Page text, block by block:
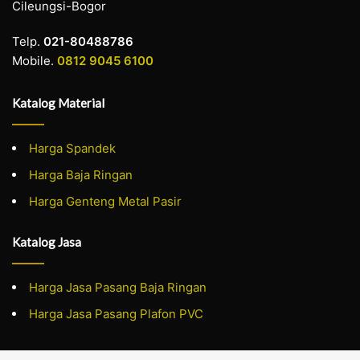
Cileungsi-Bogor
Telp. 021-80488786
Mobile. 0812 9045 6100
Katalog Material
Harga Spandek
Harga Baja Ringan
Harga Genteng Metal Pasir
Katalog Jasa
Harga Jasa Pasang Baja Ringan
Harga Jasa Pasang Plafon PVC